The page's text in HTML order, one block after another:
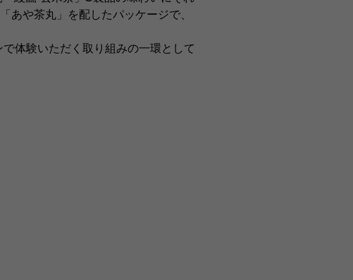
や茶丸」を配したパッケージで、
体験いただく取り組みの一環として